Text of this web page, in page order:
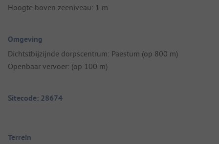
Hoogte boven zeeniveau: 1 m
Omgeving
Dichtstbijzijnde dorpscentrum: Paestum (op 800 m)
Openbaar vervoer: (op 100 m)
Sitecode: 28674
Terrein